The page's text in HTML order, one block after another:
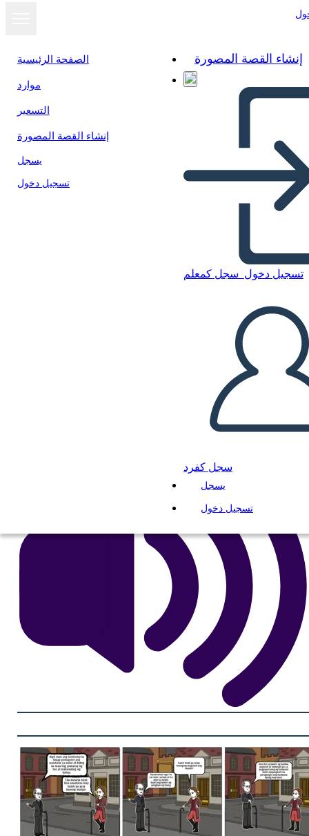
الصفحة الرئيسية
موارد
التسعير
إنشاء القصة المصورة
يسجل
تسجيل دخول
إنشاء القصة المصورة
تسجيل دخول سجل كمعلم
سجل كفرد
يسجل
تسجيل دخول
عرض كشرائح